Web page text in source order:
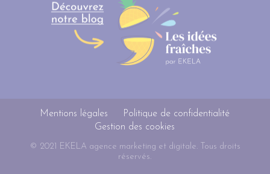
Mentions légales
Politique de confidentialité
Gestion des cookies
© 2021 EKELA agence marketing et digitale. Tous droits
réservés.